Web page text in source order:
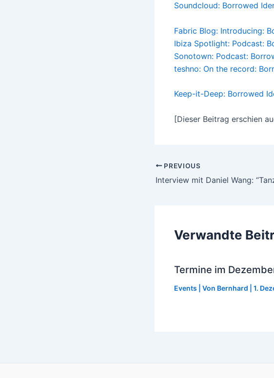
Soundcloud: Borrowed
Fabric Blog: Introducing:
Ibiza Spotlight: Podcast:
Sonotown: Podcast:
teshno: On the record:
Keep-it-Deep: Borrowed
[Dieser Beitrag erschien
Post
navigation
PREVIOUS
Verwandte
Termine im
Events | Von Bernhard 1.